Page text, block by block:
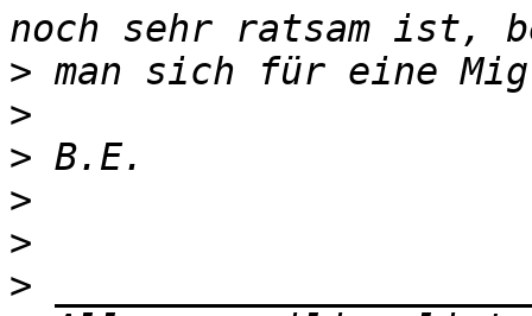
>
>
>
>
>
>